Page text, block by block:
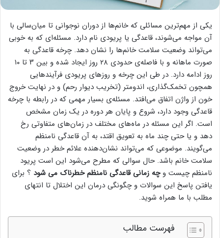
یکی از مهم‌ترین مسائلی که خانم‌ها از دوران نوجوانی تا میان‌سالی با
آن مواجه می‌شوند، قاعدگی یا پریودی نام دارد. مسئله‌ای که به خوبی
می‌تواند وضعیت سلامت خانم‌ها را نشان دهد. چرخه قاعدگی به
صورت ماهانه و با فاصله‌ی حدودی ۲۸ روز ایجاد شده و بین ۳ تا ۱۰
روز ادامه دارد. در طی این چرخه و روزهای پریودی فرآیندهایی
همچون تخمک‌گذاری، اندومتر (تخریب دیوار رحم) و در نهایت خروج
خون از واژن اتفاق می‌افتد. مسئله‌ی بسیار مهمی که در رابطه با چرخه
قاعدگی وجود دارد، شروع و پایان هر دوره در یک زمان مشخص
است. اگر این مسئله در ماه‌های مختلف در زمان‌های متفاوتی رخ
دهد و یا حتی چند ماه به تعویق اقتد، به آن قاعدگی نامنظم
می‌گویند. موضوعی که می‌تواند نشان‌دهنده علائم خطر در وضعیت
سلامت خانم باشد. حال سوالی که مطرح می‌شود این است پریود
نامنظم چیست وچه زمانی قاعدگی نامنظم خطرناک می شود ؟ برای
یافتن پاسخ این سوالات و چگونگی درمان این اختلال تا انتهای
مطلب با ما همراه شوید.
فهرست مطالب